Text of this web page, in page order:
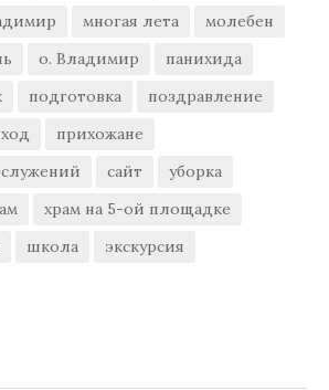
многая лета
молебен
о. Владимир
панихида
подготовка
поздравление
прихожане
сайт
уборка
храм на 5-ой площадке
школа экскурсия